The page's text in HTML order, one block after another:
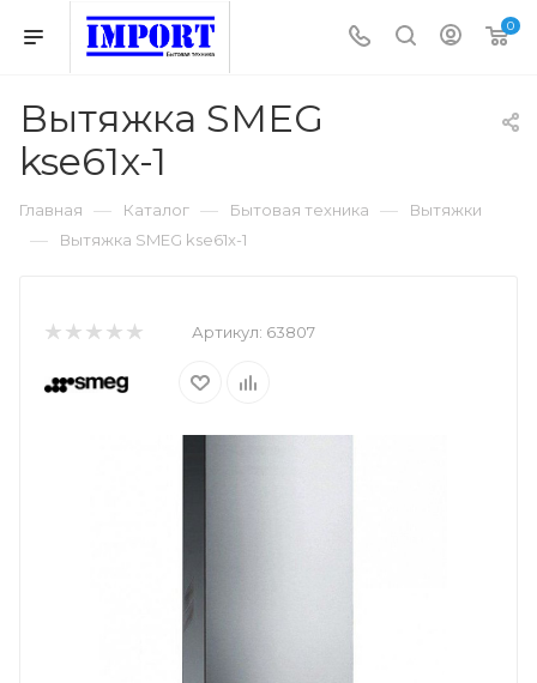
0
Вытяжка SMEG
kse61x-1
Главная — Каталог — Бытовая техника — Вытяжки
— Вытяжка SMEG kse61x-1
Артикул: 63807